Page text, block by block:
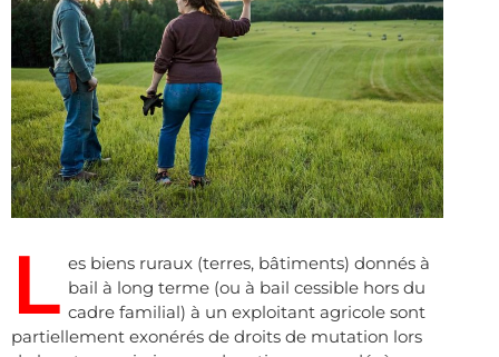
L es biens ruraux (terres, bâtiments) donnés à
bail à long terme (ou à bail cessible hors du
cadre familial) à un exploitant agricole sont
partiellement exonérés de droits de mutation lors